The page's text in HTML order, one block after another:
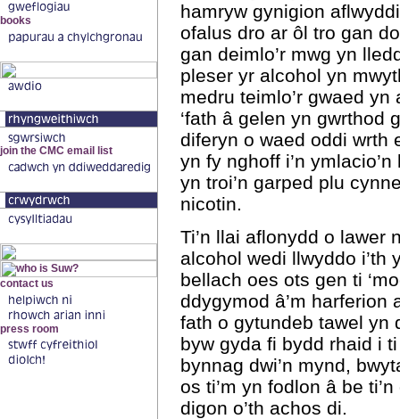
hamryw gynigion
ofalus dro ar ôl tro gan
gan deimlo’r mwg yn
pleser yr alcohol yn
medru teimlo’r gwaed
‘fath â gelen yn gwrthod
diferyn o waed oddi wrth
yn fy nghoff i’n
yn troi’n garped plu
nicotin.
Ti’n llai aflonydd o lawer
alcohol wedi llwyddo i’th
bellach oes ots gen ti
ddygymod â’m harferion
fath o gytundeb tawel yn
byw gyda fi bydd rhaid i
bynnag dwi’n mynd,
os ti’m yn fodlon â be
digon o’th achos di.